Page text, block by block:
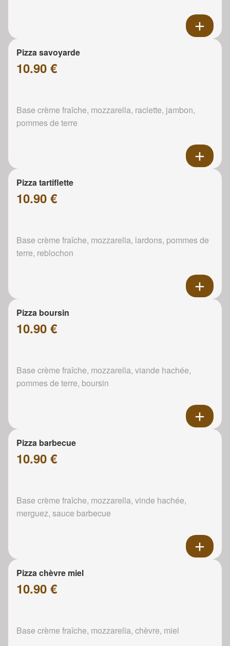
Pizza savoyarde
10.90 €
Base crème fraîche, mozzarella, raclette, jambon,
pommes de terre
Pizza tartiflette
10.90 €
Base crème fraîche, mozzarella, lardons, pommes de
terre, reblochon
Pizza boursin
10.90 €
Base crème fraîche, mozzarella, viande hachée,
pommes de terre, boursin
Pizza barbecue
10.90 €
Base crème fraîche, mozzarella, vinde hachée,
merguez, sauce barbecue
Pizza chèvre miel
10.90 €
Base crème fraîche, mozzarella, chèvre, miel